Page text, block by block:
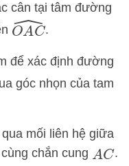
cân tại tâm đường
OAC^
.
để xác định đường
góc nhọn của tam
mối liên hệ giữa
chắn cung AC.